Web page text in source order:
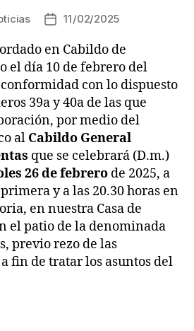
11/02/2025
en Cabildo de
el día 10 de febrero del
con lo dispuesto
39a y 40a de las que
por medio del
al Cabildo General
que se celebrará (D.m.)
26 de febrero de 2025, a
y a las 20.30 horas en
en nuestra Casa de
el patio de la denominada
previo rezo de las
fin de tratar los asuntos del